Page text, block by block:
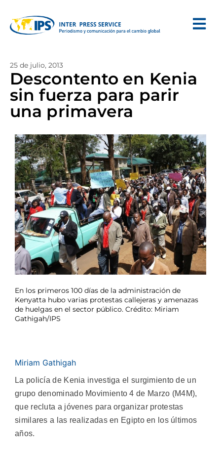
25 de julio, 2013
Descontento en Kenia
sin fuerza para parir
una primavera
En los primeros 100 días de la administración de
Kenyatta hubo varias protestas callejeras y amenazas
de huelgas en el sector público. Crédito: Miriam
Gathigah/IPS
Miriam Gathigah
La policía de Kenia investiga el surgimiento de un
grupo denominado Movimiento 4 de Marzo (M4M),
que recluta a jóvenes para organizar protestas
similares a las realizadas en Egipto en los últimos
años.